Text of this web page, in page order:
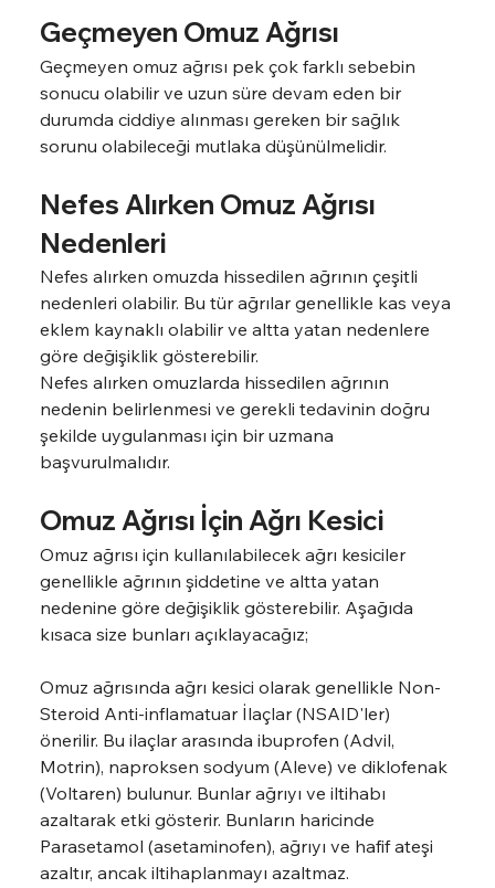
Geçmeyen Omuz Ağrısı
Geçmeyen omuz ağrısı pek çok farklı sebebin
sonucu olabilir ve uzun süre devam eden bir
durumda ciddiye alınması gereken bir sağlık
sorunu olabileceği mutlaka düşünülmelidir.
Nefes Alırken Omuz Ağrısı
Nedenleri
Nefes alırken omuzda hissedilen ağrının çeşitli
nedenleri olabilir. Bu tür ağrılar genellikle kas veya
eklem kaynaklı olabilir ve altta yatan nedenlere
göre değişiklik gösterebilir.
Nefes alırken omuzlarda hissedilen ağrının
nedenin belirlenmesi ve gerekli tedavinin doğru
şekilde uygulanması için bir uzmana
başvurulmalıdır.
Omuz Ağrısı İçin Ağrı Kesici
Omuz ağrısı için kullanılabilecek ağrı kesiciler
genellikle ağrının şiddetine ve altta yatan
nedenine göre değişiklik gösterebilir. Aşağıda
kısaca size bunları açıklayacağız;
Omuz ağrısında ağrı kesici olarak genellikle Non-
Steroid Anti-inflamatuar İlaçlar (NSAID'ler)
önerilir. Bu ilaçlar arasında ibuprofen (Advil,
Motrin), naproksen sodyum (Aleve) ve diklofenak
(Voltaren) bulunur. Bunlar ağrıyı ve iltihabı
azaltarak etki gösterir. Bunların haricinde
Parasetamol (asetaminofen), ağrıyı ve hafif ateşi
azaltır, ancak iltihaplanmayı azaltmaz.